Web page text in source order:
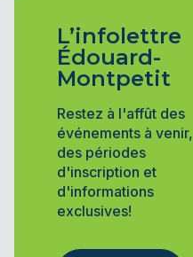
L’infolettre
Édouard-
Montpetit
Restez à l'affût des
événements à venir,
des périodes
d'inscription et
d'informations
exclusives!